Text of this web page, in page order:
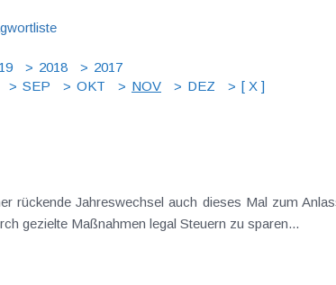
2018
2017
SEP OKT NOV DEZ [ X ]
rückende Jahreswechsel auch dieses Mal zum
gezielte Maßnahmen legal Steuern zu sparen...